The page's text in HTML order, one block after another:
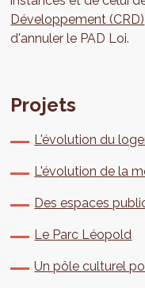
Développement (CRD)
d'annuler le PAD Loi.
Projets
L'évolution du
L'évolution de la
Des espaces
Le Parc Léopold
Un pôle culturel